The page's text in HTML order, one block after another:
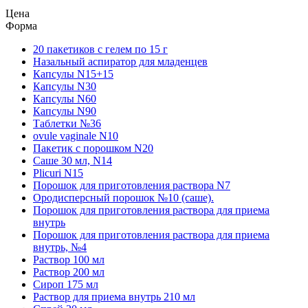
Цена
Форма
20 пакетиков с гелем по 15 г
Назальный аспиратор для младенцев
Капсулы N15+15
Капсулы N30
Капсулы N60
Капсулы N90
Таблетки №36
ovule vaginale N10
Пакетик с порошком N20
Саше 30 мл, N14
Plicuri N15
Порошок для приготовления раствора N7
Ородисперсный порошок №10 (саше).
Порошок для приготовления раствора для приема
внутрь
Порошок для приготовления раствора для приема
внутрь, №4
Раствор 100 мл
Раствор 200 мл
Сироп 175 мл
Раствор для приема внутрь 210 мл